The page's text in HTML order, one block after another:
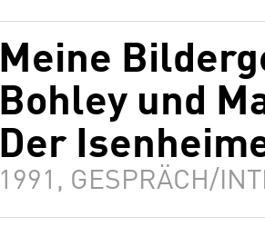
Meine
Bohley und
Der
1991, GESPRÄCH/